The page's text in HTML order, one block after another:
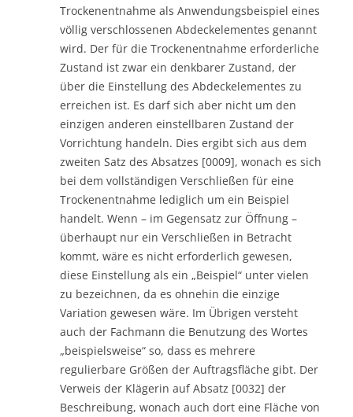
Trockenentnahme als Anwendungsbeispiel eines
völlig verschlossenen Abdeckelementes genannt
wird. Der für die Trockenentnahme erforderliche
Zustand ist zwar ein denkbarer Zustand, der
über die Einstellung des Abdeckelementes zu
erreichen ist. Es darf sich aber nicht um den
einzigen anderen einstellbaren Zustand der
Vorrichtung handeln. Dies ergibt sich aus dem
zweiten Satz des Absatzes [0009], wonach es sich
bei dem vollständigen Verschließen für eine
Trockenentnahme lediglich um ein Beispiel
handelt. Wenn – im Gegensatz zur Öffnung –
überhaupt nur ein Verschließen in Betracht
kommt, wäre es nicht erforderlich gewesen,
diese Einstellung als ein „Beispiel“ unter vielen
zu bezeichnen, da es ohnehin die einzige
Variation gewesen wäre. Im Übrigen versteht
auch der Fachmann die Benutzung des Wortes
„beispielsweise“ so, dass es mehrere
regulierbare Größen der Auftragsfläche gibt. Der
Verweis der Klägerin auf Absatz [0032] der
Beschreibung, wonach auch dort eine Fläche von